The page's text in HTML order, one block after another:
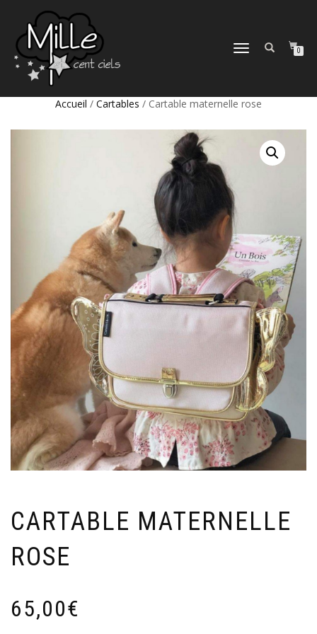
DÉPLIER
0
Accueil / Cartables / Cartable maternelle rose
CARTABLE MATERNELLE
ROSE
65,00€